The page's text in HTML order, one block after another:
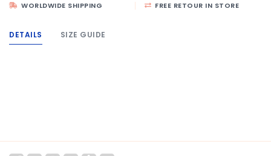
WORLDWIDE SHIPPING FREE RETOUR IN STORE
DETAILS SIZE GUIDE